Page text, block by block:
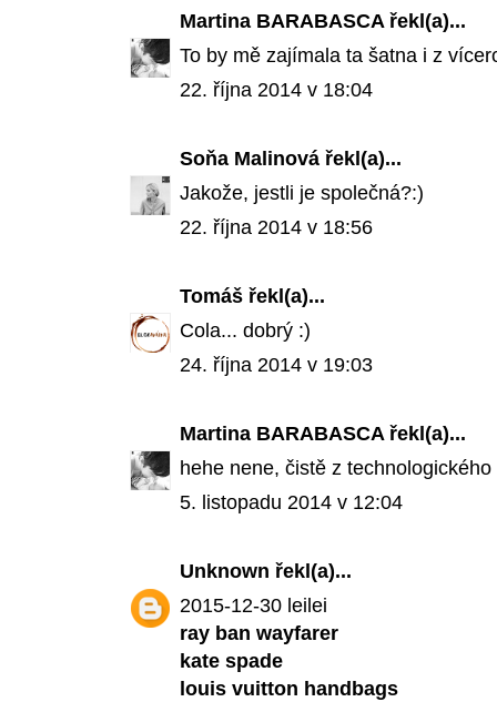
Martina BARABASCAřekl(a)...
To by mě zajímala ta šatna i z
22. října 2014 v 18:04
Soňa Malinová řekl(a)...
Jakože, jestli je společná?:)
22. října 2014 v 18:56
Tomáš řekl(a)...
Cola... dobrý :)
24. října 2014 v 19:03
Martina BARABASCAřekl(a)...
hehe nene, čistě z technologického
5. listopadu 2014 v 12:04
Unknown řekl(a)...
2015-12-30 leilei
ray ban wayfarer
kate spade
louis vuitton handbags